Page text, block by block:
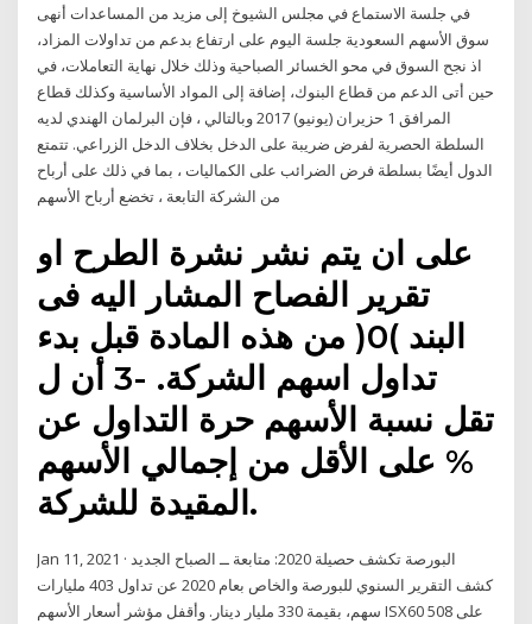
في جلسة الاستماع في مجلس الشيوخ إلى مزيد من المساعدات أنهى
سوق الأسهم السعودية جلسة اليوم على ارتفاع بدعم من تداولات المزاد،
اذ نجح السوق في محو الخسائر الصباحية وذلك خلال نهاية التعاملات، في
حين أتى الدعم من قطاع البنوك، إضافة إلى المواد الأساسية وكذلك قطاع
المرافق 1 حزيران (يونيو) 2017 وبالتالي ، فإن البرلمان الهندي لديه
السلطة الحصرية لفرض ضريبة على الدخل بخلاف الدخل الزراعي. تتمتع
الدول أيضًا بسلطة فرض الضرائب على الكماليات ، بما في ذلك على أرباح
من الشركة التابعة ، تخضع أرباح الأسهم
على ان يتم نشر نشرة الطرح او
تقرير الفصاح المشار اليه فى
البند )0( من هذه المادة قبل بدء
تداول اسهم الشركة. -3 أن ل
تقل نسبة الأسهم حرة التداول عن
% على الأقل من إجمالي الأسهم
المقيدة للشركة.
Jan 11, 2021 · البورصة تكشف حصيلة 2020: متابعة ــ الصباح الجديد
كشف التقرير السنوي للبورصة والخاص بعام 2020 عن تداول 403 مليارات
سهم، بقيمة 330 مليار دينار. وأقفل مؤشر أسعار الأسهم ISX60 على 508